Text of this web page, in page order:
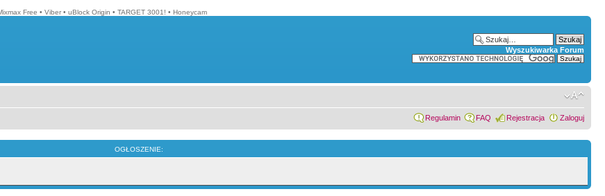
Free • Viber • uBlock Origin • TARGET 3001! • Honeycam
Wyszukiwarka Forum
Regulamin FAQ Rejestracja Zaloguj
OGŁOSZENIE: